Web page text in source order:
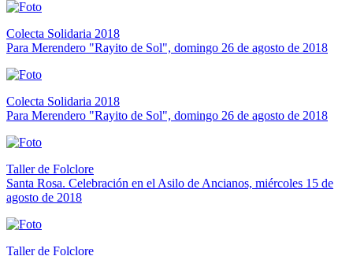
Colecta Solidaria 2018
Para Merendero "Rayito de Sol", domingo 26 de agosto de 2018
Colecta Solidaria 2018
Para Merendero "Rayito de Sol", domingo 26 de agosto de 2018
Taller de Folclore
Santa Rosa. Celebración en el Asilo de Ancianos, miércoles 15 de
agosto de 2018
Taller de Folclore